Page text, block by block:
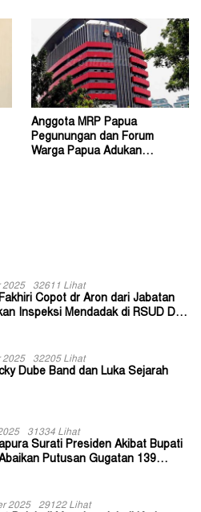
Anggota MRP Papua
Pegunungan dan Forum
Warga Papua Adukan
2025 32611 Lihat
Copot dr Aron dari Jabatan
Inspeksi Mendadak di RSUD Dok
2025 32205 Lihat
Dube Band dan Luka Sejarah
31334 Lihat
Surati Presiden Akibat Bupati
Putusan Gugatan 139
2025 29122 Lihat